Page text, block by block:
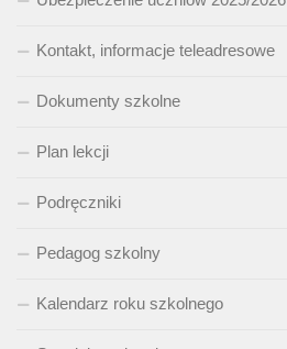
Kontakt, informacje teleadresowe
Dokumenty szkolne
Plan lekcji
Podręczniki
Pedagog szkolny
Kalendarz roku szkolnego